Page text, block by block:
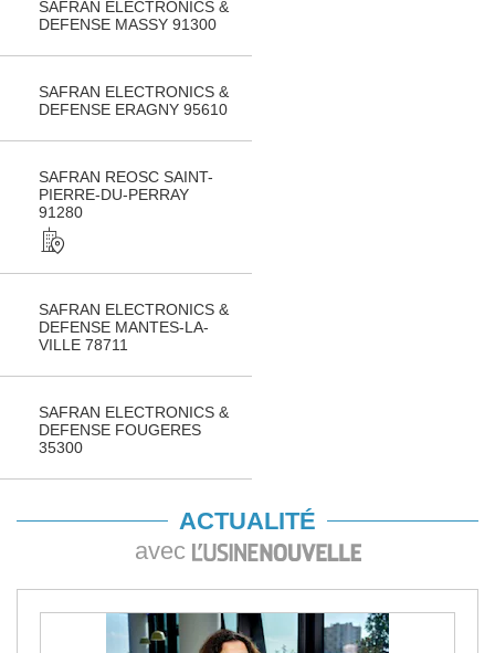
SAFRAN ELECTRONICS &
DEFENSE MASSY 91300
SAFRAN ELECTRONICS &
DEFENSE ERAGNY 95610
SAFRAN REOSC SAINT-
PIERRE-DU-PERRAY
91280
SAFRAN ELECTRONICS &
DEFENSE MANTES-LA-
VILLE 78711
SAFRAN ELECTRONICS &
DEFENSE FOUGERES
35300
ACTUALITÉ
avec